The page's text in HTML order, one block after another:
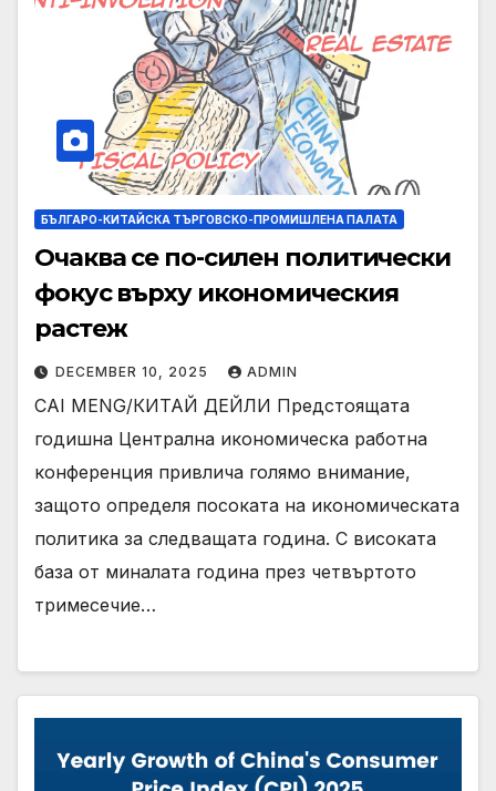
БЪЛГАРО-КИТАЙСКА ТЪРГОВСКО-ПРОМИШЛЕНА ПАЛАТА
Очаква се по-силен политически
фокус върху икономическия
растеж
DECEMBER 10, 2025 ADMIN
CAI MENG/КИТАЙ ДЕЙЛИ Предстоящата
годишна Централна икономическа работна
конференция привлича голямо внимание,
защото определя посоката на икономическата
политика за следващата година. С високата
база от миналата година през четвъртото
тримесечие…